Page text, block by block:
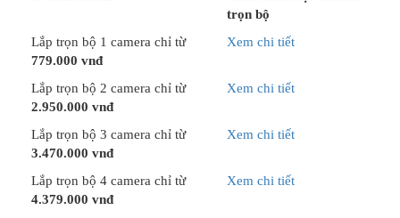
trọn bộ
Lắp trọn bộ 1 camera chỉ từ
779.000 vnđ
Xem chi tiết
Lắp trọn bộ 2 camera chỉ từ
2.950.000 vnđ
Xem chi tiết
Lắp trọn bộ 3 camera chỉ từ
3.470.000 vnđ
Xem chi tiết
Lắp trọn bộ 4 camera chỉ từ
4.379.000 vnđ
Xem chi tiết